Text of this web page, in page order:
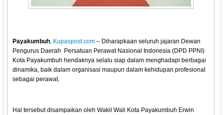
Payakumbuh, Kupaspost.com – Diharapkaan seluruh jajaran Dewan
Pengurus Daerah Persatuan Perawat Nasional Indonesia (DPD PPNI)
Kota Payakumbuh hendaknya selalu siap dalam menghadapi berbagai
dinamika, baik dalam organisasi maupun dalam kehidupan profesional
sebagai perawat.
Hal tersebut disampaikan oleh Wakil Wali Kota Payakumbuh Erwin